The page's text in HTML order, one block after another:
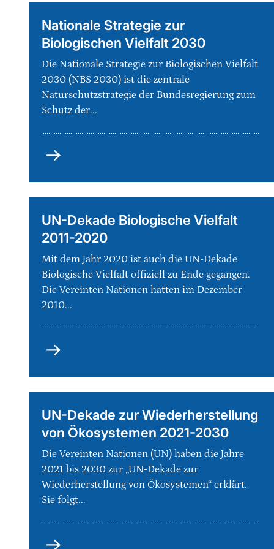
Nationale Strategie zur
Biologischen Vielfalt 2030
Die Nationale Strategie zur Biologischen Vielfalt
2030 (NBS 2030) ist die zentrale
Naturschutzstrategie der Bundesregierung zum
Schutz der...
Nationale
zur
Biologischen
2030
UN-Dekade Biologische Vielfalt
2011-2020
Mit dem Jahr 2020 ist auch die UN-Dekade
Biologische Vielfalt offiziell zu Ende gegangen.
Die Vereinten Nationen hatten im Dezember
2010...
UN-
Biologische
Vielfalt
2020
UN-Dekade zur Wiederherstellung
von Ökosystemen 2021-2030
Die Vereinten Nationen (UN) haben die Jahre
2021 bis 2030 zur „UN-Dekade zur
Wiederherstellung von Ökosystemen“ erklärt.
Sie folgt...
UN-